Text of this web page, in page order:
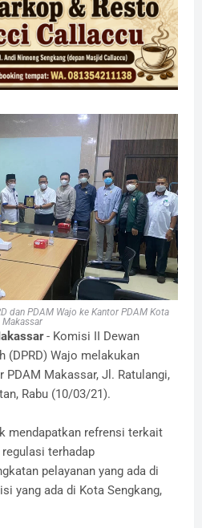
dan PDAM Wajo ke Kantor PDAM Kota
Makassar
- Komisi II Dewan
(DPRD) Wajo melakukan
PDAM Makassar, Jl. Ratulangi,
Rabu (10/03/21).
mendapatkan refrensi terkait
terhadap
pelayanan yang ada di
yang ada di Kota Sengkang,